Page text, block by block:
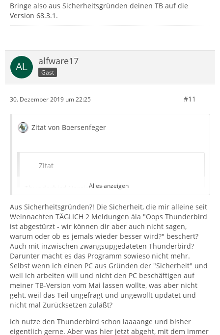
Bringe also aus Sicherheitsgründen deinen TB auf die
Version 68.3.1.
alfware17
Gast
30. Dezember 2019 um 22:25 #11
Zitat von Boersenfeger
Zitat
Thunderbird-Version: 68.2
Dies ist nicht die neueste Version von TB!
BTW: Du solltest dich mit Bemerkungen wie
"UpDatewahn", "Meckerfritzen" etc zurückhalten...
Nur weil möglicherweise lieb gewonnene Erweiterungen
nicht mehr funktionieren, kann man diesen Sprech nicht
nutzen ohne sich unglaubwürdig zu machen. Die
die Erfordernisse der kommenden TB-Versionen
anpassen. Wenn sie dies nicht machen, kann man es
Alles anzeigen
Aus Sicherheitsgründen?! Die Sicherheit, die mir alleine seit
Weinnachten TÄGLICH 2 Meldungen ála "Oops Thunderbird
ist abgestürzt - wir können dir aber auch nicht sagen,
warum oder ob es jemals wieder besser wird?" beschert?
Auch mit inzwischen zwangsupgedateten Thunderbird?
Darunter macht es das Programm sowieso nicht mehr.
Selbst wenn ich einen PC aus Gründen der "Sicherheit" und
weil ich arbeiten will und nicht den PC beschäftigen auf
meiner TB-Version vom Mai lassen wollte, was aber nicht
geht, weil das Teil ungefragt und ungewollt updatet und
nicht mal Zurücksetzen zuläßt?
Ich nutze den Thunderbird schon laaaange und bisher
eigentlich gerne. Aber was hier jetzt abgeht, mit dem immer